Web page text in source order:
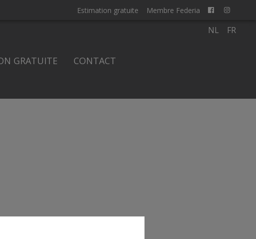
Estimation gratuite Membre Federia
GRATUITE CONTACT
NL FR